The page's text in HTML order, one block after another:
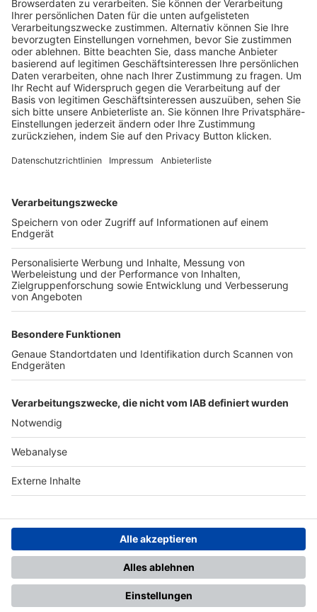
Trainerausbildung
Schulungsangebot Vereinsmitarbeiter
BFV-Geschäftsstellen
Trainerbörse
Login SpielPlus
FOLGE DEM BFV
TOP-VEREINE
TOP-PARTNER
Nutzungsbedingungen Datenschutz Impressum